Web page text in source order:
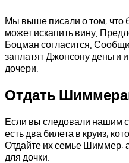
Мы выше писали о том, что
может искапить вину.
Боцман согласится.
заплатят Джонсону деньги
дочери.
Отдать
Если вы следовали нашим
есть два билета в круиз,
Отдайте их семье Шиммер,
для дочки.